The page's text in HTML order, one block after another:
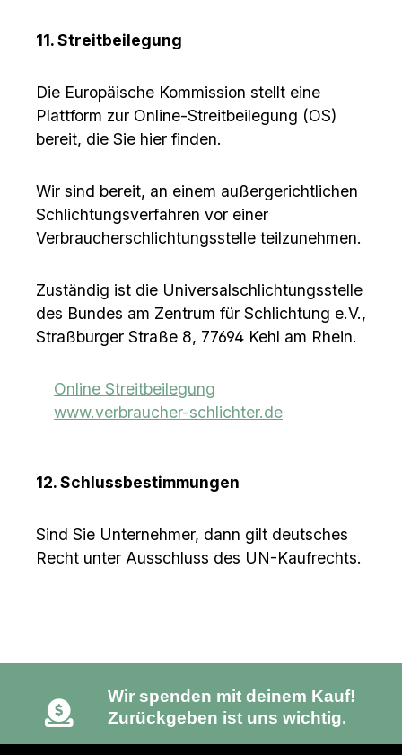
11. Streitbeilegung
Die Europäische Kommission stellt eine
Plattform zur Online-Streitbeilegung (OS)
bereit, die Sie hier finden.
Wir sind bereit, an einem außergerichtlichen
Schlichtungsverfahren vor einer
Verbraucherschlichtungsstelle teilzunehmen.
Zuständig ist die Universalschlichtungsstelle
des Bundes am Zentrum für Schlichtung e.V.,
Straßburger Straße 8, 77694 Kehl am Rhein.
Online Streitbeilegung
www.verbraucher-schlichter.de
12. Schlussbestimmungen
Sind Sie Unternehmer, dann gilt deutsches
Recht unter Ausschluss des UN-Kaufrechts.
Schneller und klimaneutraler
Versand!
Wir spenden mit deinem Kauf!
Zurückgeben ist uns wichtig.